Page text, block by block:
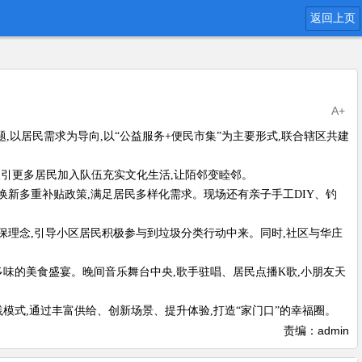
返回上页
A+
以居民需求为导向,以“公益服务+便民市集”为主要形式,联合辖区共建
更多居民加入队伍充实文化生活,让陌邻变睦邻。
多重补贴政策,满足居民多样化需求。现场还有亲子手工DIY、钓
念,引导小区居民积极参与到垃圾分类行动中来。同时,社区与华庄
的美食盛宴。晚间音乐舞台中央,歌手驻唱、居民点播K歌,小朋友天
,通过丰富供给、创新场景、提升体验,打造“家门口”的幸福圈。
责编：admin